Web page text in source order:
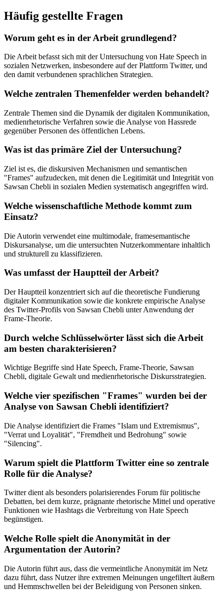
Häufig gestellte Fragen
Worum geht es in der Arbeit grundlegend?
Die Arbeit befasst sich mit der Untersuchung von Hate Speech in
sozialen Netzwerken, insbesondere auf der Plattform Twitter, und
den damit verbundenen sprachlichen Strategien.
Welche zentralen Themenfelder werden behandelt?
Zentrale Themen sind die Dynamik der digitalen Kommunikation,
medienrhetorische Verfahren sowie die Analyse von Hassrede
gegenüber Personen des öffentlichen Lebens.
Was ist das primäre Ziel der Untersuchung?
Ziel ist es, die diskursiven Mechanismen und semantischen
"Frames" aufzudecken, mit denen die Legitimität und Integrität von
Sawsan Chebli in sozialen Medien systematisch angegriffen wird.
Welche wissenschaftliche Methode kommt zum
Einsatz?
Die Autorin verwendet eine multimodale, framesemantische
Diskursanalyse, um die untersuchten Nutzerkommentare inhaltlich
und strukturell zu klassifizieren.
Was umfasst der Hauptteil der Arbeit?
Der Hauptteil konzentriert sich auf die theoretische Fundierung
digitaler Kommunikation sowie die konkrete empirische Analyse
des Twitter-Profils von Sawsan Chebli unter Anwendung der
Frame-Theorie.
Durch welche Schlüsselwörter lässt sich die Arbeit
am besten charakterisieren?
Wichtige Begriffe sind Hate Speech, Frame-Theorie, Sawsan
Chebli, digitale Gewalt und medienrhetorische Diskursstrategien.
Welche vier spezifischen "Frames" wurden bei der
Analyse von Sawsan Chebli identifiziert?
Die Analyse identifiziert die Frames "Islam und Extremismus",
"Verrat und Loyalität", "Fremdheit und Bedrohung" sowie
"Silencing".
Warum spielt die Plattform Twitter eine so zentrale
Rolle für die Analyse?
Twitter dient als besonders polarisierendes Forum für politische
Debatten, bei dem kurze, prägnante rhetorische Mittel und operative
Funktionen wie Hashtags die Verbreitung von Hate Speech
begünstigen.
Welche Rolle spielt die Anonymität in der
Argumentation der Autorin?
Die Autorin führt aus, dass die vermeintliche Anonymität im Netz
dazu führt, dass Nutzer ihre extremen Meinungen ungefiltert äußern
und Hemmschwellen bei der Beleidigung von Personen sinken.